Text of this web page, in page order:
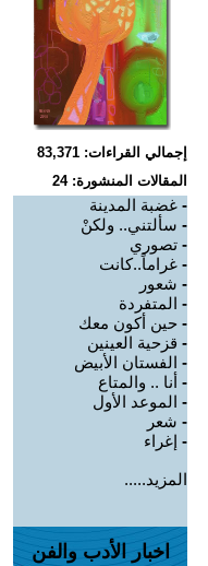
إجمالي القراءات: 83,371
المقالات المنشورة: 24
- غضبة المدينة
- سألتني.. ولكنْ
- تصوري
- غراماً..كانت
- شعور
- المتفردة
- حين أكون معك
- قزحية العينين
- الفستان الأبيض
- أنا .. والمتاع
- الموعد الأول
- شعر
- إغراء
المزيد.....
اخبار الأدب والفن